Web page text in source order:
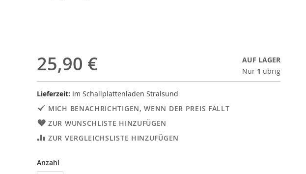
25,90 €
AUF LAGER
Nur 1 übrig
Lieferzeit: Im Schallplattenladen Stralsund
MICH BENACHRICHTIGEN, WENN DER PREIS FÄLLT
ZUR WUNSCHLISTE HINZUFÜGEN
ZUR VERGLEICHSLISTE HINZUFÜGEN
Anzahl